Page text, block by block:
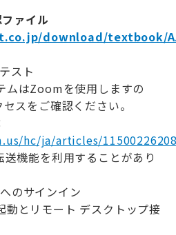
ァイル
download/textbook/
スト
ムはZoomを使用しますの
スをご確認ください。
hc/ja/articles/
機能を利用することがあり
のサインイン
動とリモート デスクトップ接